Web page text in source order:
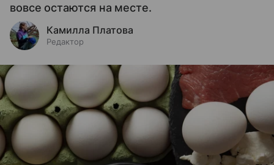
вовсе остаются на месте.
Камилла Платова
Редактор